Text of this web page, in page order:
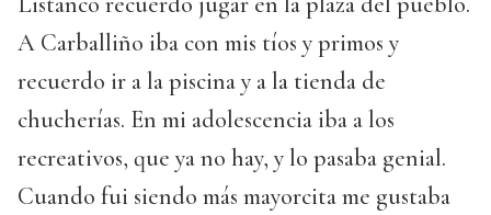
A Carballiño iba con mis tíos y primos y
recuerdo ir a la piscina y a la tienda de
chucherías. En mi adolescencia iba a los
recreativos, que ya no hay, y lo pasaba genial.
Cuando fui siendo más mayorcita me gustaba